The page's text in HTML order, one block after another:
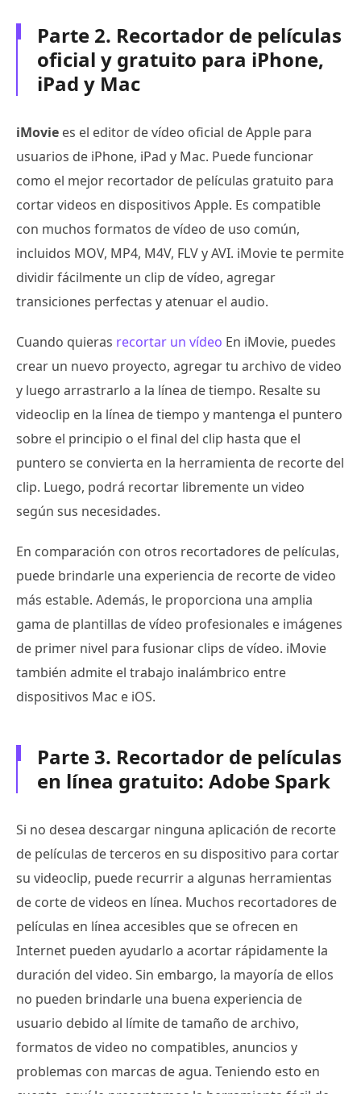
Parte 2. Recortador de películas
oficial y gratuito para iPhone,
iPad y Mac
iMovie es el editor de vídeo oficial de Apple para
usuarios de iPhone, iPad y Mac. Puede funcionar
como el mejor recortador de películas gratuito para
cortar videos en dispositivos Apple. Es compatible
con muchos formatos de vídeo de uso común,
incluidos MOV, MP4, M4V, FLV y AVI. iMovie te permite
dividir fácilmente un clip de vídeo, agregar
transiciones perfectas y atenuar el audio.
Cuando quieras recortar un vídeo En iMovie, puedes
crear un nuevo proyecto, agregar tu archivo de video
y luego arrastrarlo a la línea de tiempo. Resalte su
videoclip en la línea de tiempo y mantenga el puntero
sobre el principio o el final del clip hasta que el
puntero se convierta en la herramienta de recorte del
clip. Luego, podrá recortar libremente un video
según sus necesidades.
En comparación con otros recortadores de películas,
puede brindarle una experiencia de recorte de video
más estable. Además, le proporciona una amplia
gama de plantillas de vídeo profesionales e imágenes
de primer nivel para fusionar clips de vídeo. iMovie
también admite el trabajo inalámbrico entre
dispositivos Mac e iOS.
Parte 3. Recortador de películas
en línea gratuito: Adobe Spark
Si no desea descargar ninguna aplicación de recorte
de películas de terceros en su dispositivo para cortar
su videoclip, puede recurrir a algunas herramientas
de corte de videos en línea. Muchos recortadores de
películas en línea accesibles que se ofrecen en
Internet pueden ayudarlo a acortar rápidamente la
duración del video. Sin embargo, la mayoría de ellos
no pueden brindarle una buena experiencia de
usuario debido al límite de tamaño de archivo,
formatos de video no compatibles, anuncios y
problemas con marcas de agua. Teniendo esto en